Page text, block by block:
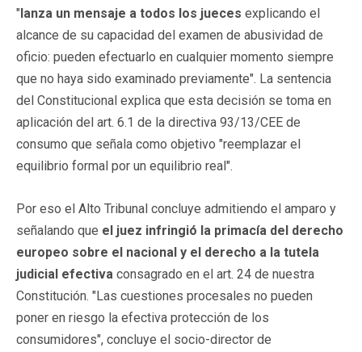
"lanza un mensaje a todos los jueces explicando el
alcance de su capacidad del examen de abusividad de
oficio: pueden efectuarlo en cualquier momento siempre
que no haya sido examinado previamente". La sentencia
del Constitucional explica que esta decisión se toma en
aplicación del art. 6.1 de la directiva 93/13/CEE de
consumo que señala como objetivo "reemplazar el
equilibrio formal por un equilibrio real".
Por eso el Alto Tribunal concluye admitiendo el amparo y
señalando que el juez infringió la primacía del derecho
europeo sobre el nacional y el derecho a la tutela
judicial efectiva consagrado en el art. 24 de nuestra
Constitución. "Las cuestiones procesales no pueden
poner en riesgo la efectiva protección de los
consumidores", concluye el socio-director de